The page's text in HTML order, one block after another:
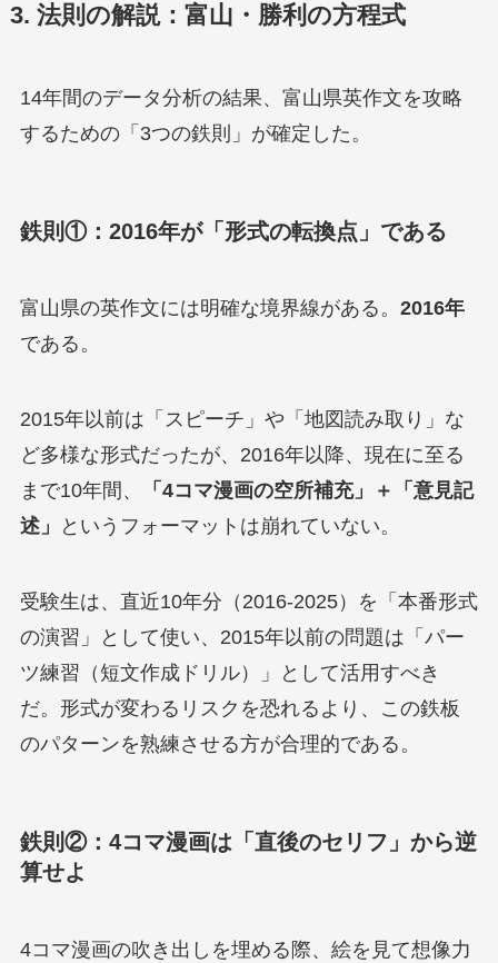
3. 法則の解説：富山・勝利の方程式
14年間のデータ分析の結果、富山県英作文を攻略
するための「3つの鉄則」が確定した。
鉄則①：2016年が「形式の転換点」である
富山県の英作文には明確な境界線がある。 2016年
である。
2015年以前は「スピーチ」や「地図読み取り」な
ど多様な形式だったが、2016年以降、現在に至る
まで10年間、
「4コマ漫画の空所補充」＋「意見記
述」
というフォーマットは崩れていない。
受験生は、直近10年分（2016-2025）を「本番形式
の演習」として使い、2015年以前の問題は「パー
ツ練習（短文作成ドリル）」として活用すべき
だ。形式が変わるリスクを恐れるより、この鉄板
のパターンを熟練させる方が合理的である。
鉄則②：4コマ漫画は「直後のセリフ」から逆
算せよ
4コマ漫画の吹き出しを埋める際、絵を見て想像力